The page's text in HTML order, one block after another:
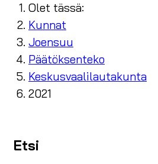
Olet tässä:
Kunnat
Joensuu
Päätöksenteko
Keskusvaalilautakunta
2021
Etsi